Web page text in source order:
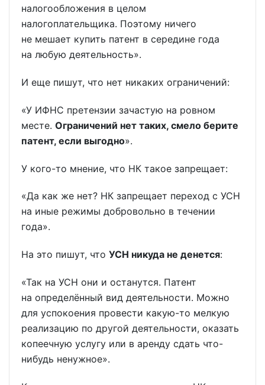
налогообложения в целом
налогоплательщика. Поэтому ничего
не мешает купить патент в середине года
на любую деятельность».
И еще пишут, что нет никаких ограничений:
«У ИФНС претензии зачастую на ровном
месте. Ограничений нет таких, смело берите
патент, если выгодно».
У кого-то мнение, что НК такое запрещает:
«Да как же нет? НК запрещает переход с УСН
на иные режимы добровольно в течении
года».
На это пишут, что УСН никуда не денется:
«Так на УСН они и останутся. Патент
на определённый вид деятельности. Можно
для успокоения провести какую-то мелкую
реализацию по другой деятельности, оказать
копеечную услугу или в аренду сдать что-
нибудь ненужное».